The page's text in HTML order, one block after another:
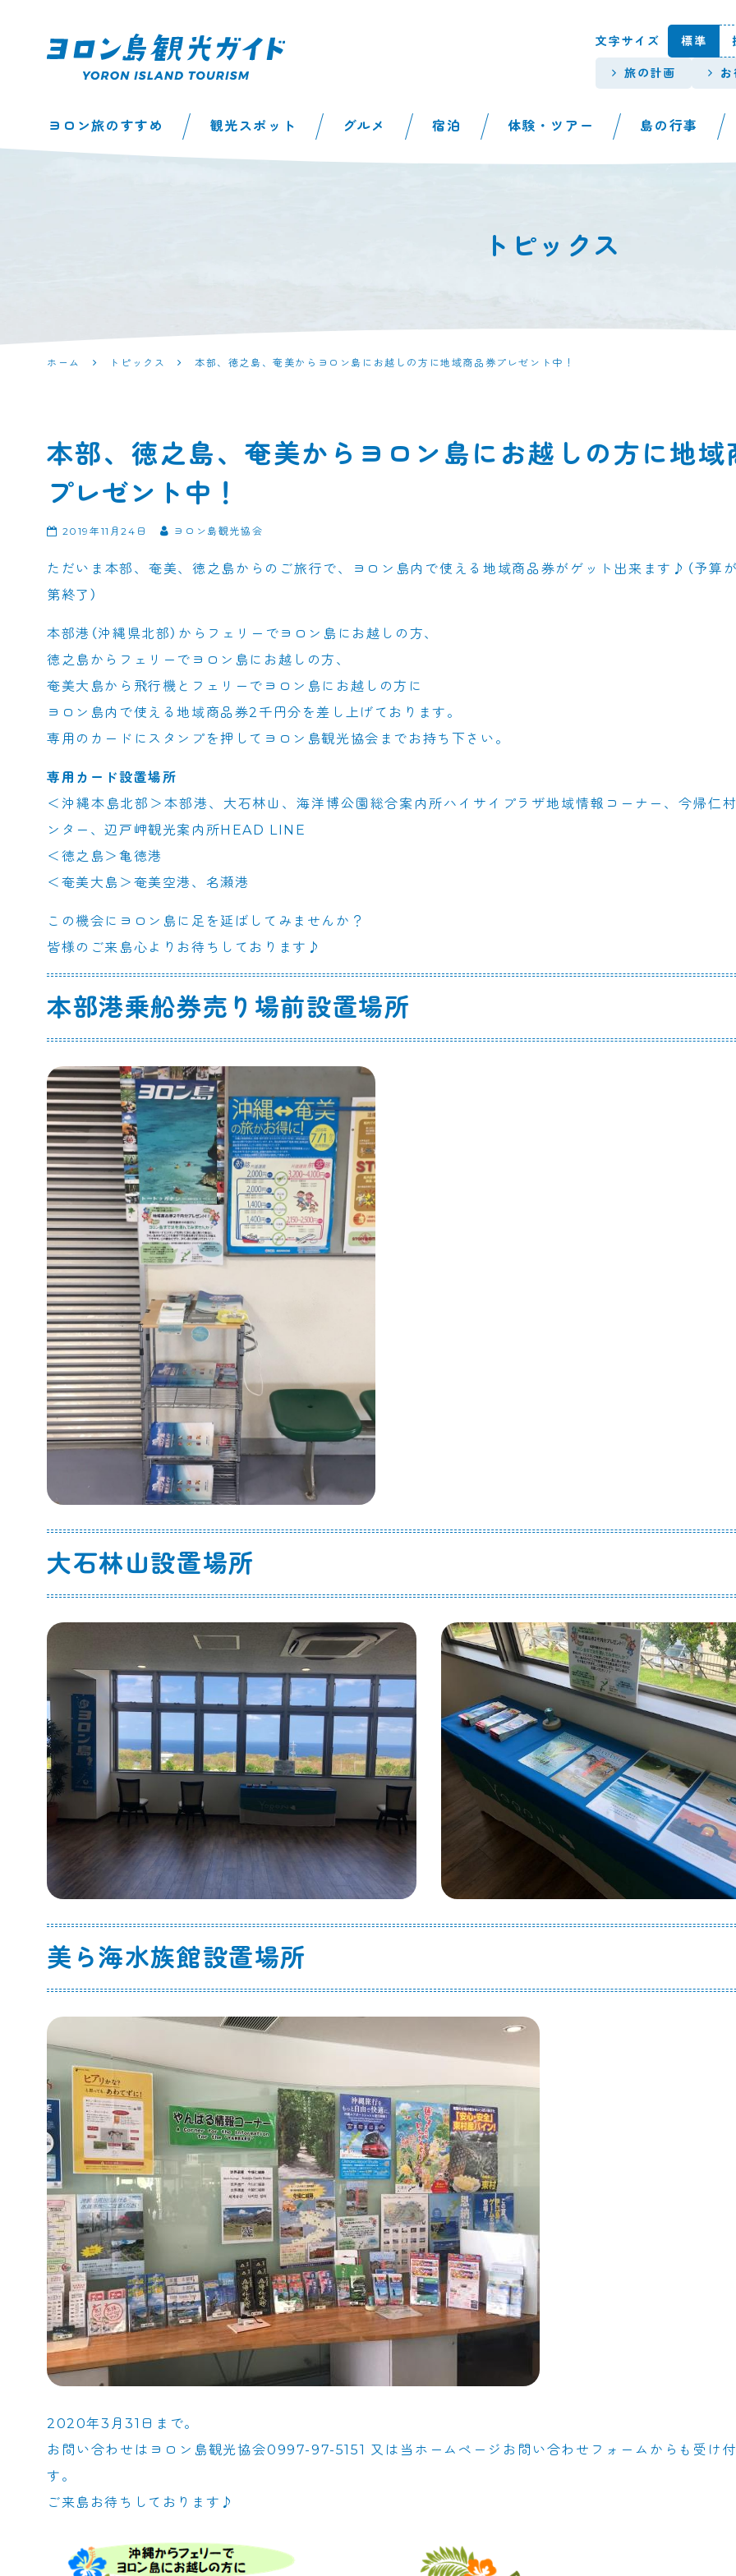
ド | 鹿児島県最南
文字サイズ 標準
旅の計画
ヨロン旅のすすめ 観光スポット グルメ 宿泊 体験・ツアー 島の行事
トピックス
ホーム トピックス 本部、徳之島、奄美からヨロン島にお越しの方に地域商品券プレゼント中！
本部、徳之島、奄美からヨロン島にお越しの方に地域
プレゼント中！
2019年11月24日 ヨロン島観光協会
ただいま本部、奄美、徳之島からのご旅行で、ヨロン島内で使える地域商品券がゲット出来ます♪（予算
第終了）
本部港（沖縄県北部）からフェリーでヨロン島にお越しの方、
徳之島からフェリーでヨロン島にお越しの方、
奄美大島から飛行機とフェリーでヨロン島にお越しの方に
ヨロン島内で使える地域商品券2千円分を差し上げております。
専用のカードにスタンプを押してヨロン島観光協会までお持ち下さい。
専用カード設置場所
＜沖縄本島北部＞本部港、大石林山、海洋博公園総合案内所ハイサイプラザ地域情報コーナー、今帰仁
ンター、辺戸岬観光案内所HEAD LINE
＜徳之島＞亀徳港
＜奄美大島＞奄美空港、名瀬港
この機会にヨロン島に足を延ばしてみませんか？
皆様のご来島心よりお待ちしております♪
本部港乗船券売り場前設置場所
大石林山設置場所
美ら海水族館設置場所
2020年3月31日まで。
お問い合わせはヨロン島観光協会0997-97-5151 又は当ホームページお問い合わせフォームからも受け
す。
ご来島お待ちしております♪